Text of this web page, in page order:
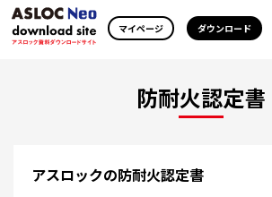
マイページ ダウンロード
防耐火認定書
アスロックの防耐火認定書